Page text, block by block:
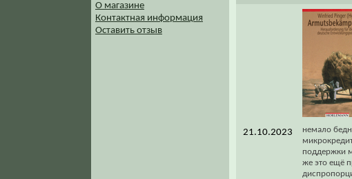
О магазине
Контактная информация
Оставить отзыв
21.10.2023
немало
поддержки
же это ещё